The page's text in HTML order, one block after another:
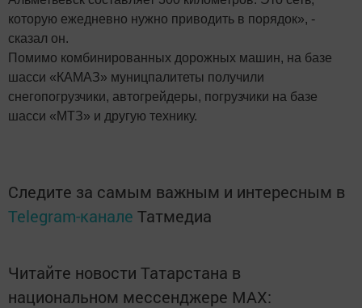
которую ежедневно нужно приводить в порядок», -
сказал он.
Помимо комбинированных дорожных машин, на базе
шасси «КАМАЗ» муницпалитеты получили
снегопогрузчики, автогрейдеры, погрузчики на базе
шасси «МТЗ» и другую технику.
Следите за самым важным и интересным в
Telegram-канале Татмедиа
Читайте новости Татарстана в
национальном мессенджере MАХ: